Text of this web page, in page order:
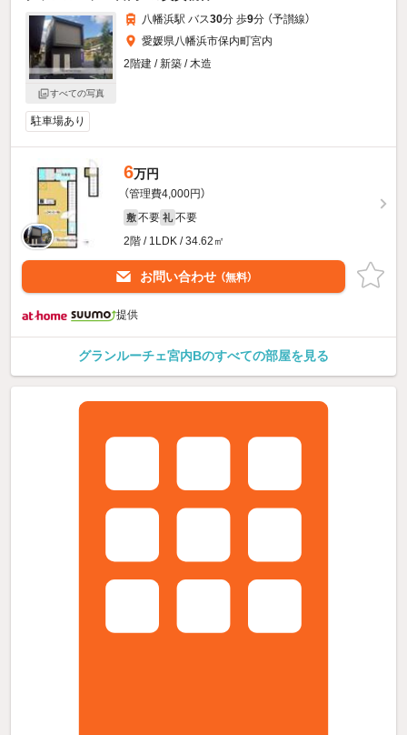
すべての写真
八幡浜駅 バス30分 歩9分 （予讃線）
愛媛県八幡浜市保内町宮内
2階建 / 新築 / 木造
駐車場あり
6万円
（管理費4,000円）
敷 不要 礼 不要
2階 / 1LDK / 34.62㎡
お問い合わせ （無料）
提供
グランルーチェ宮内Bのすべての部屋を見る